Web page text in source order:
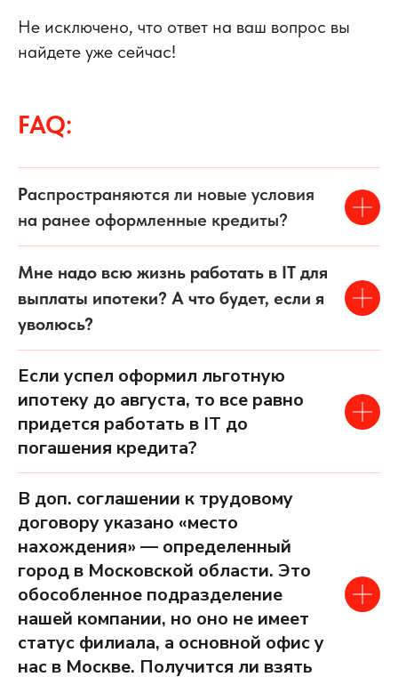
Не исключено, что ответ на ваш вопрос вы
найдете уже сейчас!
FAQ:
Распространяются ли новые условия
на ранее оформленные кредиты?
Мне надо всю жизнь работать в IT для
выплаты ипотеки? А что будет, если я
уволюсь?
Если успел оформил льготную
ипотеку до августа, то все равно
придется работать в IT до
погашения кредита?
В доп. соглашении к трудовому
договору указано «место
нахождения» — определенный
город в Московской области. Это
обособленное подразделение
нашей компании, но оно не имеет
статус филиала, а основной офис у
нас в Москве. Получится ли взять